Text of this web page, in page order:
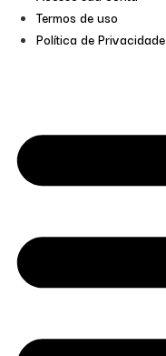
Termos de uso
Política de Privacidade